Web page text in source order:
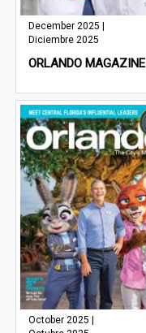
December 2025 |
Diciembre 2025
ORLANDO MAGAZINE
October 2025 |